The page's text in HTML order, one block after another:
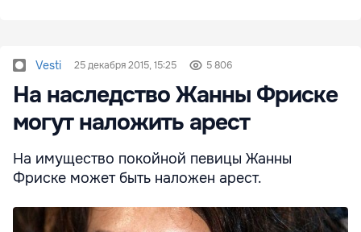
Vesti 25 декабря 2015, 15:25 5 806
На наследство Жанны Фриске
могут наложить арест
На имущество покойной певицы Жанны
Фриске может быть наложен арест.